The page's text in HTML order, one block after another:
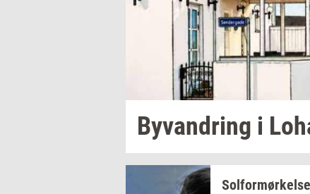
Byvan­dring i
Sol­for­mør­kel­se